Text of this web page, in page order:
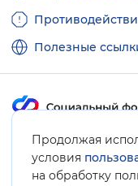
Продолжая
условия
на обработку
Полезные
Карта сайта